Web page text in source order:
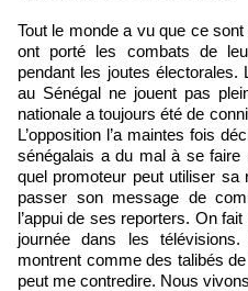
Tout le monde a vu que ce
ont porté les combats de
pendant les joutes
au Sénégal ne jouent pas
nationale a toujours été de
L’opposition l’a maintes fois
sénégalais a du mal à se faire
quel promoteur peut utiliser
passer son message de
l’appui de ses reporters. On
journée dans les
montrent comme des talibés
peut me contredire. Nous